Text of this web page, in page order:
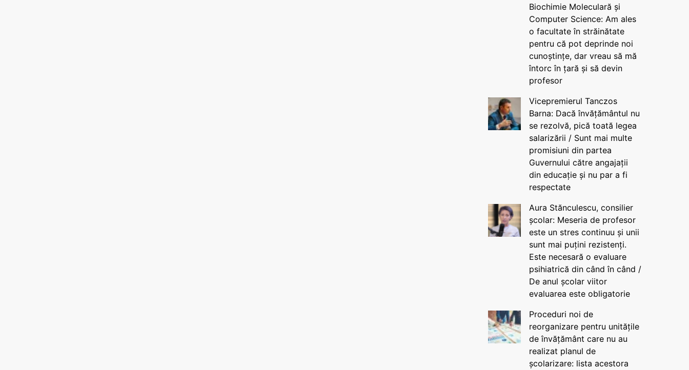
Biochimie Moleculară și
Computer Science: Am ales
o facultate în străinătate
pentru că pot deprinde noi
cunoștințe, dar vreau să mă
întorc în țară și să devin
profesor
Vicepremierul Tanczos
Barna: Dacă învățământul nu
se rezolvă, pică toată legea
salarizării / Sunt mai multe
promisiuni din partea
Guvernului către angajații
din educație și nu par a fi
respectate
Aura Stănculescu, consilier
școlar: Meseria de profesor
este un stres continuu și unii
sunt mai puțini rezistenți.
Este necesară o evaluare
psihiatrică din când în când /
De anul școlar viitor
evaluarea este obligatorie
Proceduri noi de
reorganizare pentru unitățile
de învățământ care nu au
realizat planul de
școlarizare: lista acestora